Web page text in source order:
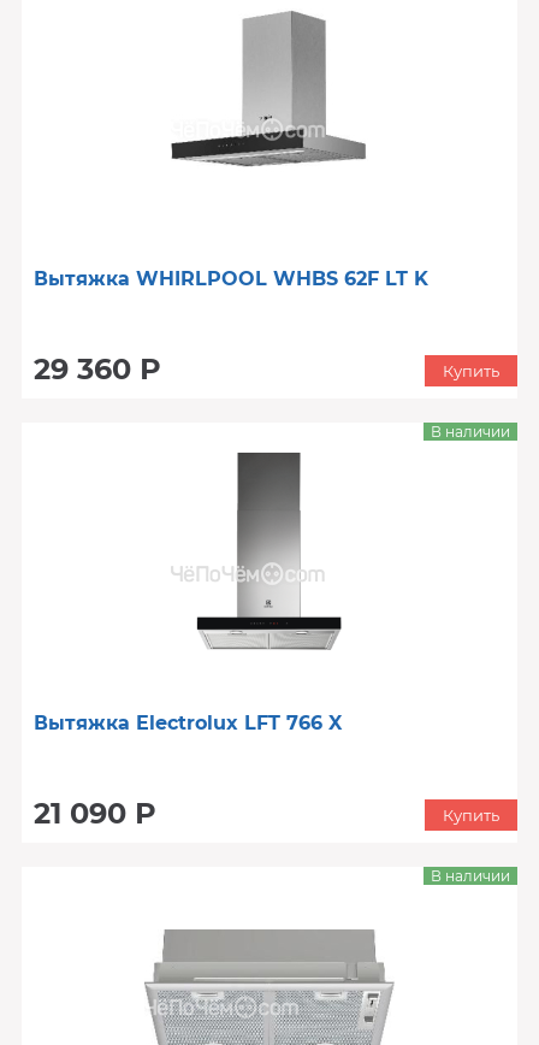
Вытяжка WHIRLPOOL WHBS 62F LT K
29 360 Р Купить
Вытяжка Electrolux LFT 766 X
21 090 Р
В наличии
Купить
В наличии